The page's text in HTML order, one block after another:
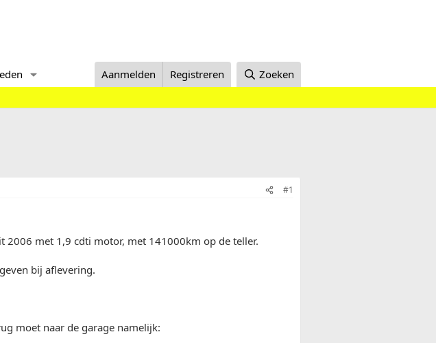
Aanmelden Registreren Zoeken
#1
2006 met 1,9 cdti motor, met 141000km op de teller.
bij aflevering.
moet naar de garage namelijk: